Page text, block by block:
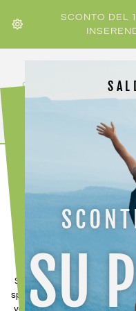
SCONTO DEL
Scopri e acquista le
sportivi, disponibili
vasta selezione di prodotti
SU